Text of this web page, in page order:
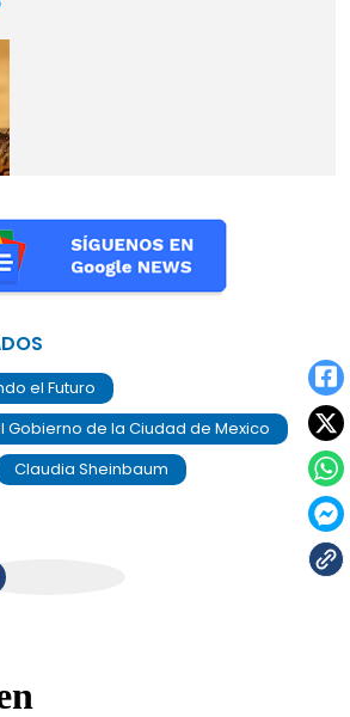
el Futuro
de la Ciudad de Mexico
Claudia Sheinbaum